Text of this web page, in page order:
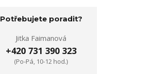
Potřebujete poradit?
Jitka Faimanová
+420 731 390 323
(Po-Pá, 10-12 hod.)